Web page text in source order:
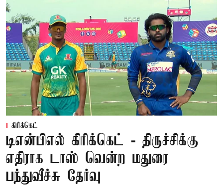
கிரிக்கெட்
டிஎன்பிஎல் கிரிக்கெட் - திருச்சிக்கு
எதிராக டாஸ் வென்ற மதுரை
பந்துவீச்சு தேர்வு